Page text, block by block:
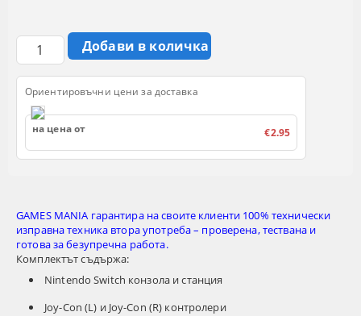
GAMES MANIA гарантира на своите клиенти 100% технически
изправна техника втора употреба – проверена, тествана и
готова за безупречна работа.
Комплектът съдържа:
Nintendo Switch конзола и станция
Joy-Con (L) и Joy-Con (R) контролери
Ориентировъчни цени за доставка
на цена от €2.95